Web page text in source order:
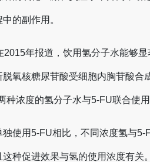
的副作用。
2015年报道，饮用氢分子水能够
氧核糖尿苷酸受细胞内胸苷酸
种浓度的氢分子水与5-FU联合使用
使用5-FU相比，不同浓度氢与
种促进效果与氢的使用浓度有关。